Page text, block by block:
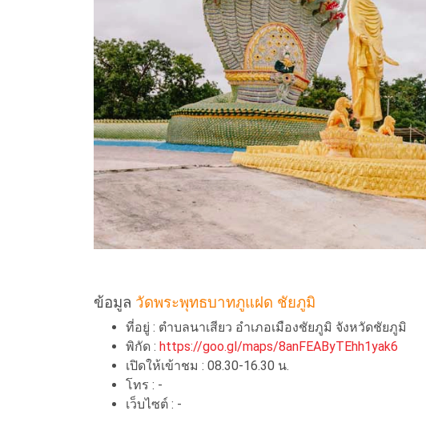
ข้อมูล วัดพระพุทธบาทภูแฝด ​ชัยภูมิ
ที่อยู่ : ตำบลนาเสียว อำเภอเมืองชัยภูมิ จังหวัดชัยภูมิ
พิกัด : https://goo.gl/maps/8anFEAByTEhh1yak6
เปิดให้เข้าชม : 08.30-16.30 น.
โทร : -
เว็บไซต์ : -